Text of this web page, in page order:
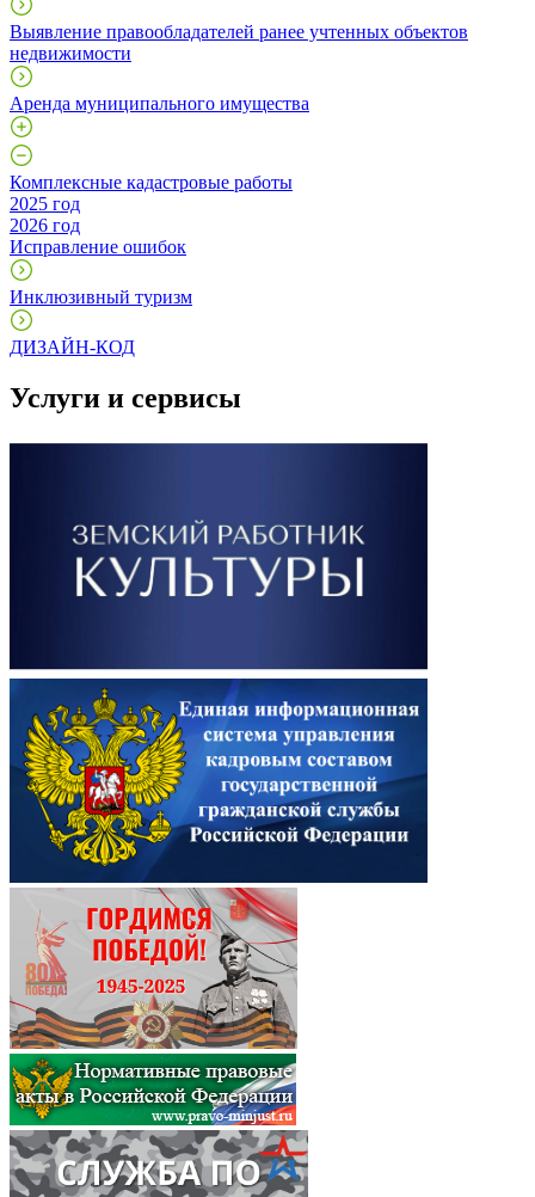
Выявление правообладателей ранее учтенных объектов
недвижимости
Аренда муниципального имущества
Комплексные кадастровые работы
2025 год
2026 год
Исправление ошибок
Инклюзивный туризм
ДИЗАЙН-КОД
Услуги и сервисы